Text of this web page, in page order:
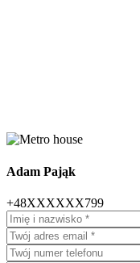
Adam Pająk
+48XXXXXX799